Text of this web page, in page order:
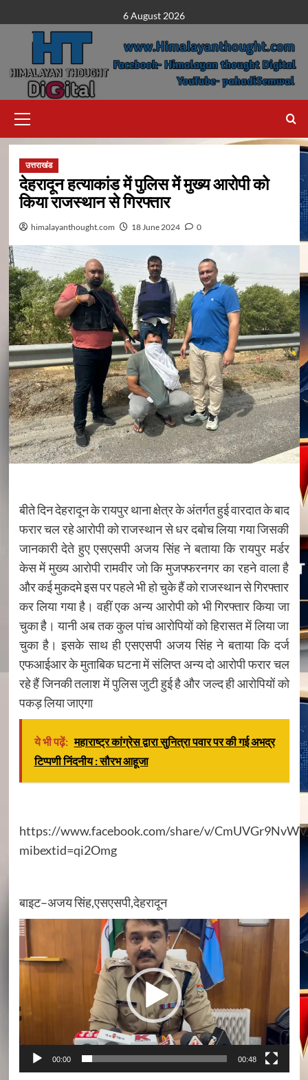
to
content
6 August 2026
Menu
उत्तराखंड
देहरादून हत्याकांड में पुलिस में मुख्य आरोपी को
किया राजस्थान से गिरफ्तार
himalayanthought.com 18 June 2024 0
बीते दिन देहरादून के रायपुर थाना क्षेत्र के अंतर्गत हुई वारदात के बाद
फरार चल रहे आरोपी को राजस्थान से धर दबोच लिया गया जिसकी
जानकारी देते हुए एसएसपी अजय सिंह ने बताया कि रायपुर मर्डर
केस में मुख्य आरोपी रामवीर जो कि मुजफ्फरनगर का रहने वाला है
और कई मुकदमे इस पर पहले भी हो चुके हैं को राजस्थान से गिरफ्तार
कर लिया गया है। वहीं एक अन्य आरोपी को भी गिरफ्तार किया जा
चुका है। यानी अब तक कुल पांच आरोपियों को हिरासत में लिया जा
चुका है। इसके साथ ही एसएसपी अजय सिंह ने बताया कि दर्ज
एफआईआर के मुताबिक घटना में संलिप्त अन्य दो आरोपी फरार चल
रहे हैं जिनकी तलाश में पुलिस जुटी हुई है और जल्द ही आरोपियों को
पकड़ लिया जाएगा
ये भी पढ़ें: महाराष्ट्र कांग्रेस द्वारा सुनित्रा पवार पर की गई अभद्र
टिप्पणी निंदनीय : सौरभ आहूजा
https://www.facebook.com/share/v/
mibextid=qi2Omg
बाइट–अजय सिंह,एसएसपी,देहरादून
Video
Player
00:00 00:48